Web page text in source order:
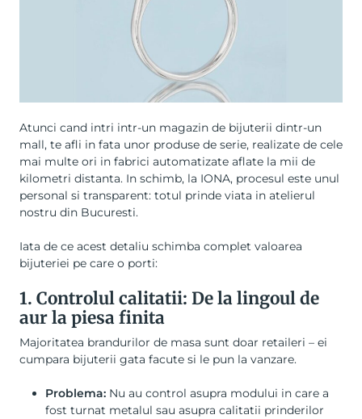
Atunci cand intri intr-un magazin de bijuterii dintr-un
mall, te afli in fata unor produse de serie, realizate de cele
mai multe ori in fabrici automatizate aflate la mii de
kilometri distanta. In schimb, la IONA, procesul este unul
personal si transparent: totul prinde viata in atelierul
nostru din Bucuresti.
Iata de ce acest detaliu schimba complet valoarea
bijuteriei pe care o porti:
1. Controlul calitatii: De la lingoul de
aur la piesa finita
Majoritatea brandurilor de masa sunt doar retaileri – ei
cumpara bijuterii gata facute si le pun la vanzare.
Problema: Nu au control asupra modului in care a
fost turnat metalul sau asupra calitatii prinderilor